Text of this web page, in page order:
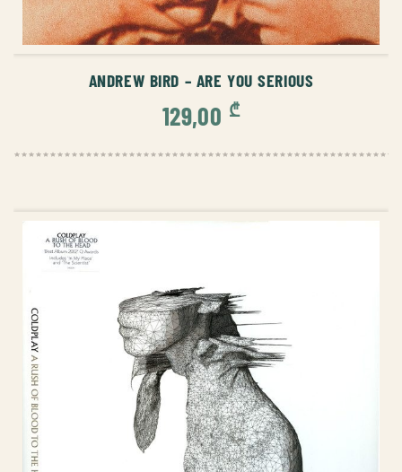
ᲙᲐᲚᲐᲗᲐᲨᲘ ᲓᲐᲛᲐᲢᲔᲑᲐ
ANDREW BIRD – ARE YOU SERIOUS
129,00 ₾